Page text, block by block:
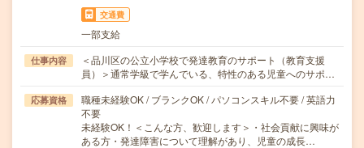
交通費
一部支給
仕事内容
＜品川区の公立小学校で発達教育のサポート（教育支援
員）＞通常学級で学んでいる、特性のある児童へのサポ…
応募資格
職種未経験OK / ブランクOK / パソコンスキル不要 / 英語力
不要
未経験OK！＜こんな方、歓迎します＞・社会貢献に興味が
ある方・発達障害について理解があり、児童の成長…